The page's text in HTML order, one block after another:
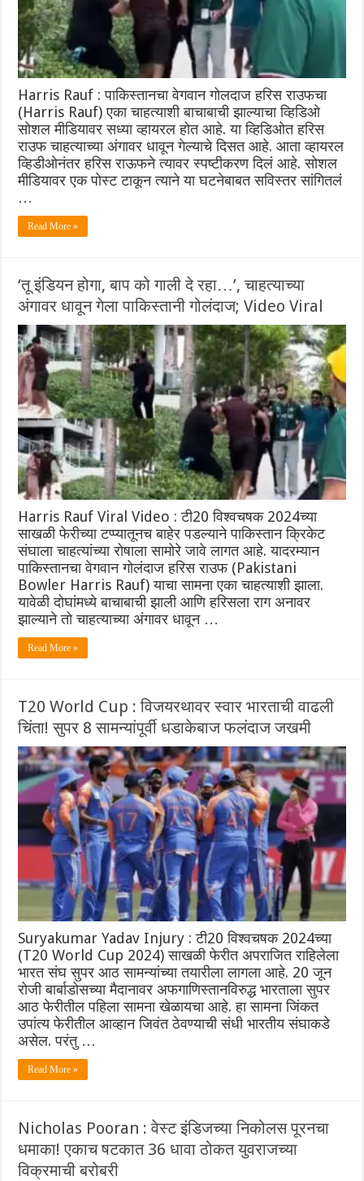
Harris Rauf : पाकिस्तानचा वेगवान गोलदाज हरिस राउफचा
(Harris Rauf) एका चाहत्याशी बाचाबाची झाल्याचा व्हिडिओ
सोशल मीडियावर सध्या व्हायरल होत आहे. या व्हिडिओत हरिस
राउफ चाहत्याच्या अंगावर धावून गेल्याचे दिसत आहे. आता व्हायरल
व्हिडीओनंतर हरिस राऊफने त्यावर स्पष्टीकरण दिलं आहे. सोशल
मीडियावर एक पोस्ट टाकून त्याने या घटनेबाबत सविस्तर सांगितलं
…
Read More »
‘तू इंडियन होगा, बाप को गाली दे रहा…’, चाहत्याच्या
अंगावर धावून गेला पाकिस्तानी गोलंदाज; Video Viral
Harris Rauf Viral Video : टी20 विश्वचषक 2024च्या
साखळी फेरीच्या टप्प्यातूनच बाहेर पडल्याने पाकिस्तान क्रिकेट
संघाला चाहत्यांच्या रोषाला सामोरे जावे लागत आहे. यादरम्यान
पाकिस्तानचा वेगवान गोलंदाज हरिस राउफ (Pakistani
Bowler Harris Rauf) याचा सामना एका चाहत्याशी झाला.
यावेळी दोघांमध्ये बाचाबाची झाली आणि हरिसला राग अनावर
झाल्याने तो चाहत्याच्या अंगावर धावून …
Read More »
T20 World Cup : विजयरथावर स्वार भारताची वाढली
चिंता! सुपर 8 सामन्यांपूर्वी धडाकेबाज फलंदाज जखमी
Suryakumar Yadav Injury : टी20 विश्वचषक 2024च्या
(T20 World Cup 2024) साखळी फेरीत अपराजित राहिलेला
भारत संघ सुपर आठ सामन्यांच्या तयारीला लागला आहे. 20 जून
रोजी बार्बाडोसच्या मैदानावर अफगाणिस्तानविरुद्ध भारताला सुपर
आठ फेरीतील पहिला सामना खेळायचा आहे. हा सामना जिंकत
उपांत्य फेरीतील आव्हान जिवंत ठेवण्याची संधी भारतीय संघाकडे
असेल. परंतु …
Read More »
Nicholas Pooran : वेस्ट इंडिजच्या निकोलस पूरनचा
धमाका! एकाच षटकात 36 धावा ठोकत युवराजच्या
विक्रमाची बरोबरी